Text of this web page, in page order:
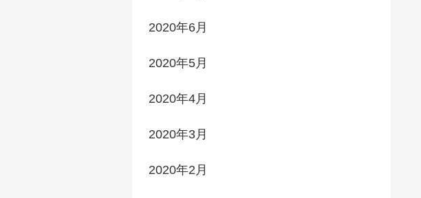
2020年6月
2020年5月
2020年4月
2020年3月
2020年2月